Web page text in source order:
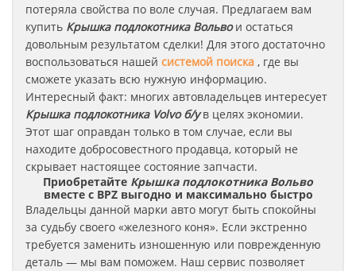
потеряла свойства по воле случая. Предлагаем вам
купить Крышка подлокотникаВольвои остаться
довольным результатом сделки! Для этого достаточно
воспользоваться нашей системой поиска , где вы
сможете указать всю нужную информацию.
Интересный факт: многих автовладельцев интересует
Крышка подлокотника Volvo б/у в целях экономии.
Этот шаг оправдан только в том случае, если вы
находите добросовестного продавца, который не
скрывает настоящее состояние запчасти.
Приобретайте Крышка подлокотника Вольво
вместе с BPZ выгодно и максимально быстро
Владельцы данной марки авто могут быть спокойны
за судьбу своего «железного коня». Если экстренно
требуется заменить изношенную или поврежденную
деталь — мы вам поможем. Наш сервис позволяет